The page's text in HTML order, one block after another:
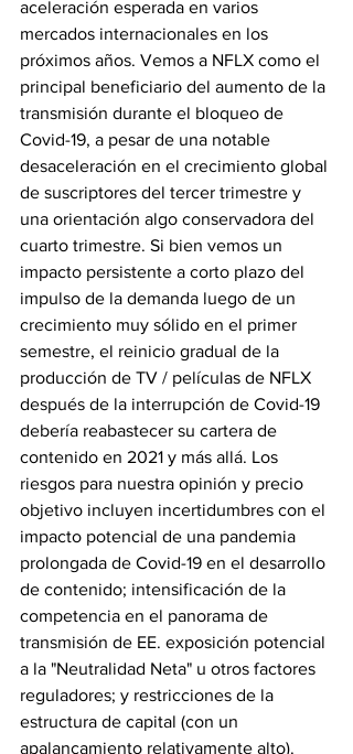
aceleración esperada en varios
mercados internacionales en los
próximos años. Vemos a NFLX como el
principal beneficiario del aumento de la
transmisión durante el bloqueo de
Covid-19, a pesar de una notable
desaceleración en el crecimiento global
de suscriptores del tercer trimestre y
una orientación algo conservadora del
cuarto trimestre. Si bien vemos un
impacto persistente a corto plazo del
impulso de la demanda luego de un
crecimiento muy sólido en el primer
semestre, el reinicio gradual de la
producción de TV / películas de NFLX
después de la interrupción de Covid-19
debería reabastecer su cartera de
contenido en 2021 y más allá. Los
riesgos para nuestra opinión y precio
objetivo incluyen incertidumbres con el
impacto potencial de una pandemia
prolongada de Covid-19 en el desarrollo
de contenido; intensificación de la
competencia en el panorama de
transmisión de EE. exposición potencial
a la "Neutralidad Neta" u otros factores
reguladores; y restricciones de la
estructura de capital (con un
apalancamiento relativamente alto).